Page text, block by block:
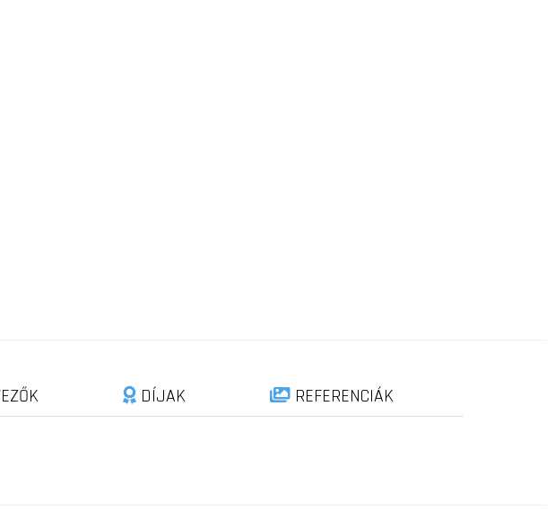
DÍJAK REFERENCIÁK